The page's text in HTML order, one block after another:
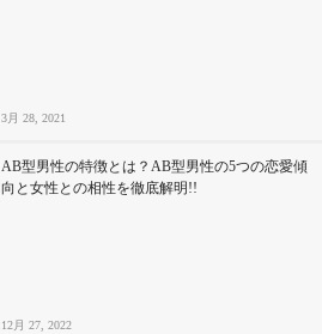
3月 28, 2021
AB型男性の特徴とは？AB型男性の5つの恋愛傾
向と女性との相性を徹底解明!!
12月 27, 2022